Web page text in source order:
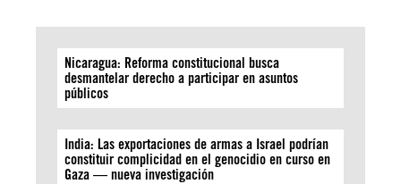
Nicaragua: Reforma constitucional busca
desmantelar derecho a participar en asuntos
públicos
India: Las exportaciones de armas a Israel podrían
constituir complicidad en el genocidio en curso en
Gaza — nueva investigación